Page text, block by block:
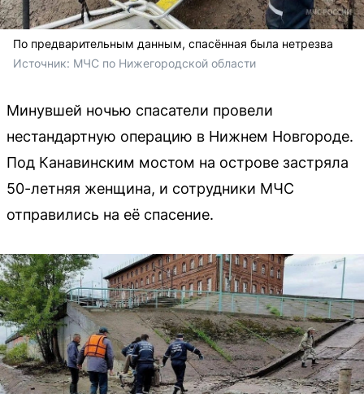
По предварительным данным, спасённая была нетрезва
Источник: МЧС по Нижегородской области
Минувшей ночью спасатели провели
нестандартную операцию в Нижнем Новгороде.
Под Канавинским мостом на острове застряла
50-летняя женщина, и сотрудники МЧС
отправились на её спасение.